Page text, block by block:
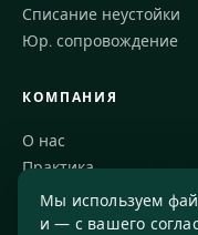
Списание неустойки
Юр. сопровождение
КОМПАНИЯ
О нас
Практика
Блог
Команда
Мы используем
и — с вашего